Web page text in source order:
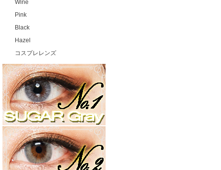
Wine
Pink
Black
Hazel
コスプレレンズ